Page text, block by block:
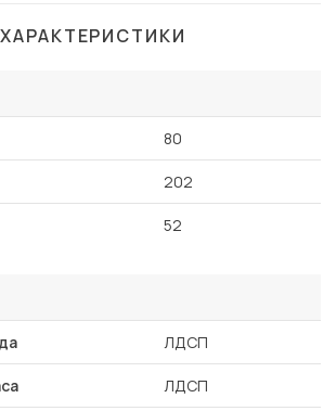
ХАРАКТЕРИСТИКИ
80
202
52
ЛДСП
ЛДСП